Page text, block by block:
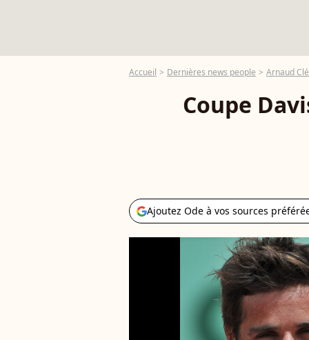
Accueil Dernières news people Arnaud
Coupe
Ajoutez Ode à vos sources